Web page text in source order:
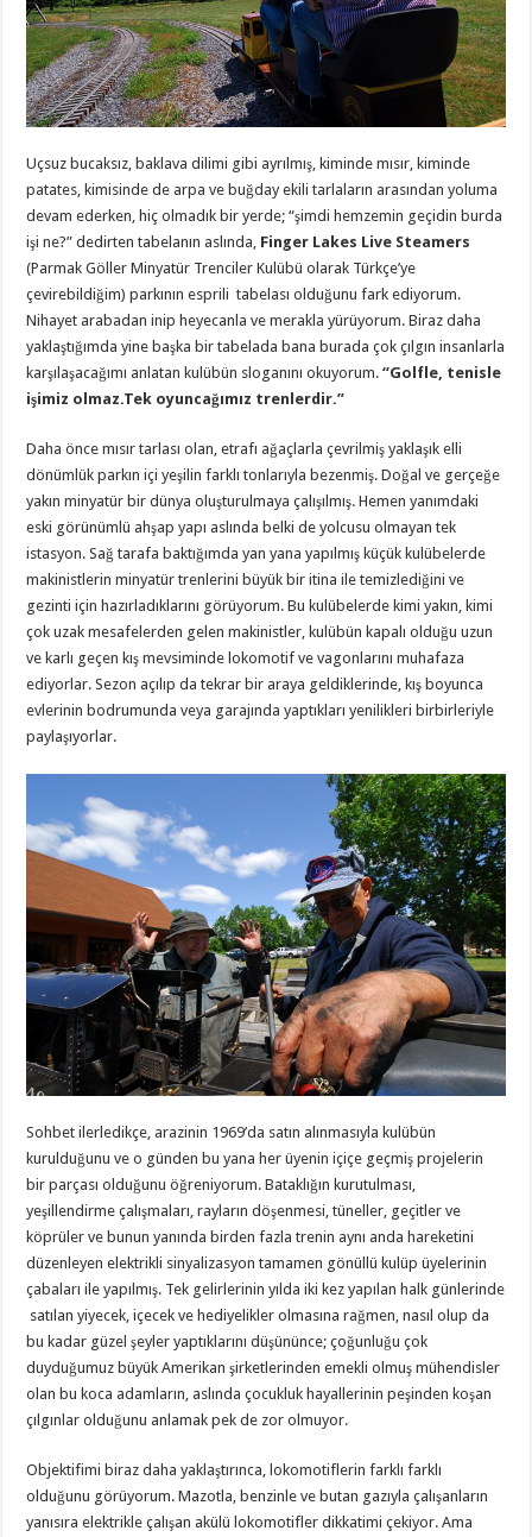
Uçsuz bucaksız, baklava dilimi gibi ayrılmış, kiminde mısır, kiminde
patates, kimisinde de arpa ve buğday ekili tarlaların arasından yoluma
devam ederken, hiç olmadık bir yerde; “şimdi hemzemin geçidin burda
işi ne?” dedirten tabelanın aslında, Finger Lakes Live Steamers
(Parmak Göller Minyatür Trenciler Kulübü olarak Türkçe’ye
çevirebildiğim) parkının esprili tabelası olduğunu fark ediyorum.
Nihayet arabadan inip heyecanla ve merakla yürüyorum. Biraz daha
yaklaştığımda yine başka bir tabelada bana burada çok çılgın insanlarla
karşılaşacağımı anlatan kulübün sloganını okuyorum.“Golfle, tenisle
işimiz olmaz.Tek oyuncağımız trenlerdir.”
Daha önce mısır tarlası olan, etrafı ağaçlarla çevrilmiş yaklaşık elli
dönümlük parkın içi yeşilin farklı tonlarıyla bezenmiş. Doğal ve gerçeğe
yakın minyatür bir dünya oluşturulmaya çalışılmış. Hemen yanımdaki
eski görünümlü ahşap yapı aslında belki de yolcusu olmayan tek
istasyon. Sağ tarafa baktığımda yan yana yapılmış küçük kulübelerde
makinistlerin minyatür trenlerini büyük bir itina ile temizlediğini ve
gezinti için hazırladıklarını görüyorum. Bu kulübelerde kimi yakın, kimi
çok uzak mesafelerden gelen makinistler, kulübün kapalı olduğu uzun
ve karlı geçen kış mevsiminde lokomotif ve vagonlarını muhafaza
ediyorlar. Sezon açılıp da tekrar bir araya geldiklerinde, kış boyunca
evlerinin bodrumunda veya garajında yaptıkları yenilikleri birbirleriyle
paylaşıyorlar.
Sohbet ilerledikçe, arazinin 1969’da satın alınmasıyla kulübün
kurulduğunu ve o günden bu yana her üyenin içiçe geçmiş projelerin
bir parçası olduğunu öğreniyorum. Bataklığın kurutulması,
yeşillendirme çalışmaları, rayların döşenmesi, tüneller, geçitler ve
köprüler ve bunun yanında birden fazla trenin aynı anda hareketini
düzenleyen elektrikli sinyalizasyon tamamen gönüllü kulüp üyelerinin
çabaları ile yapılmış. Tek gelirlerinin yılda iki kez yapılan halk günlerinde
satılan yiyecek, içecek ve hediyelikler olmasına rağmen, nasıl olup da
bu kadar güzel şeyler yaptıklarını düşününce; çoğunluğu çok
duyduğumuz büyük Amerikan şirketlerinden emekli olmuş mühendisler
olan bu koca adamların, aslında çocukluk hayallerinin peşinden koşan
çılgınlar olduğunu anlamak pek de zor olmuyor.
Objektifimi biraz daha yaklaştırınca, lokomotiflerin farklı farklı
olduğunu görüyorum. Mazotla, benzinle ve butan gazıyla çalışanların
yanısıra elektrikle çalışan akülü lokomotifler dikkatimi çekiyor. Ama